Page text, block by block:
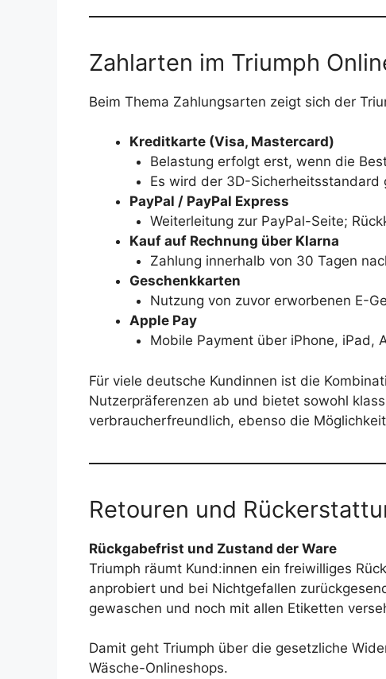
Zahlarten im Triumph
Beim Thema Zahlungsarten zeigt sich der
Kreditkarte (Visa, Mastercard)
Belastung erfolgt erst, wenn die
Es wird der 3D-Sicherheitsstandard
PayPal / PayPal Express
Weiterleitung zur PayPal-Seite;
Kauf auf Rechnung über Klarna
Zahlung innerhalb von 30 Tagen
Geschenkkarten
Nutzung von zuvor erworbenen E-
Apple Pay
Mobile Payment über iPhone, iPad,
Für viele deutsche Kundinnen ist die
Nutzerpräferenzen ab und bietet sowohl
verbraucherfreundlich, ebenso die
Retouren und
Rückgabefrist und Zustand der Ware
Triumph räumt Kund:innen ein freiwilliges
anprobiert und bei Nichtgefallen
gewaschen und noch mit allen Etiketten
Damit geht Triumph über die gesetzliche
Wäsche-Onlineshops.